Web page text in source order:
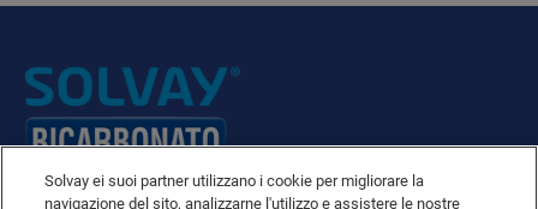
Solvay ei suoi partner utilizzano i cookie per migliorare la
navigazione del sito, analizzarne l'utilizzo e assistere le nostre